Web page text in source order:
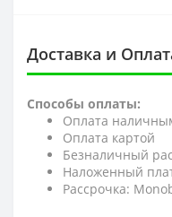
Доставка и
Способы оплаты:
Оплата
Оплата картой
Безналичный
Наложенный
Рассрочка: